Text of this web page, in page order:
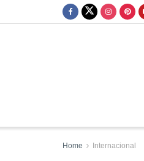
Home Internacional